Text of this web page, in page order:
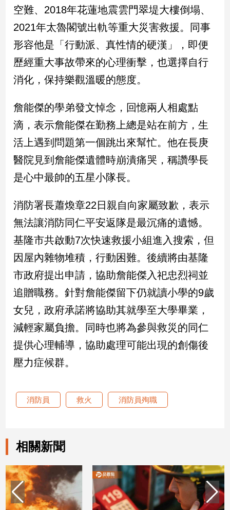
觀
點
兩
岸/
國
際
會/
地
方
新
冠
毒
區
南
台
灣
觀
點
南
台
觀
點
樂
聞
流
行/
時
空難、2018年花蓮地震雲門翠堤大樓倒塌、
2021年太魯閣號出軌等重大災害救援。同事
形容他是「行動派、真性情的硬漢」，即便
歷經重大事故帶來的心理衝擊，也選擇自行
消化，保持樂觀溫暖的態度。
詹能傑的學弟發文悼念，回憶兩人相處點
滴，表示詹能傑在勤務上總是站在前方，生
活上遇到問題第一個跳出來幫忙。他在長庚
醫院見到詹能傑遺體時崩潰痛哭，稱讚學長
是心中最帥的五星小隊長。
消防署長蕭煥章22日親自向家屬致歉，表示
無法讓消防同仁平安返隊是最沉痛的遺憾。
基隆市共啟動7次快速救援小組進入搜索，但
因屋內雜物堆積，行動困難。後續將由基隆
市政府提出申請，協助詹能傑入祀忠烈祠並
追贈職務。針對詹能傑留下仍就讀小學的9歲
女兒，政府承諾將協助其就學至大學畢業，
減輕家屬負擔。同時也將為參與救災的同仁
提供心理輔導，協助處理可能出現的創傷後
壓力症候群。
消防員 救火 消防員殉職
相關新聞